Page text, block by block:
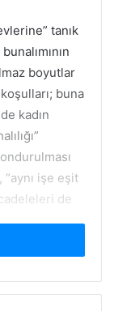
tanık
boyutlar
buna
kadın
“aynı işe eşit
de
(emeklilik,